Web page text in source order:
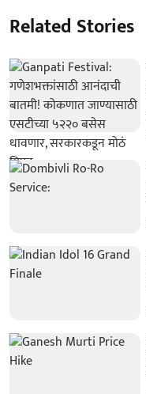
Related Stories